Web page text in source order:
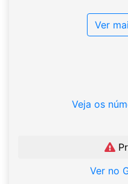
Ver
Veja os
Ver no